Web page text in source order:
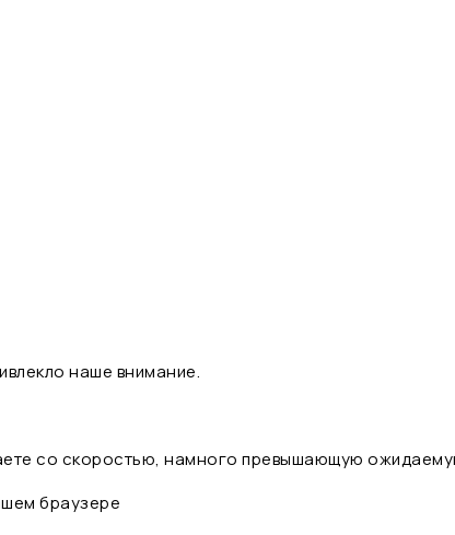
наше внимание.
со скоростью, намного превышающую
браузере